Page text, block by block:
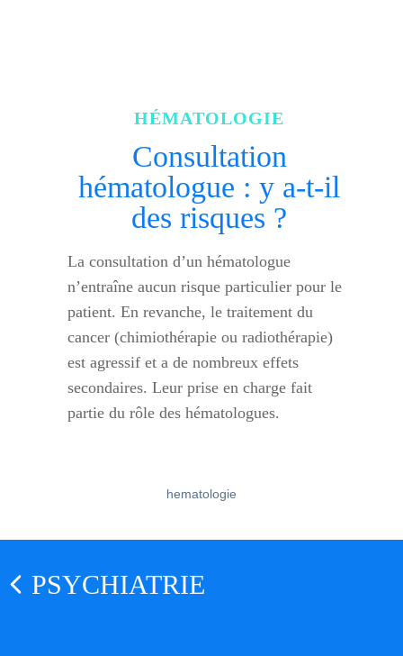
HÉMATOLOGIE
Consultation
hématologue : y a-t-il
des risques ?
La consultation d’un hématologue
n’entraîne aucun risque particulier pour le
patient. En revanche, le traitement du
cancer (chimiothérapie ou radiothérapie)
est agressif et a de nombreux effets
secondaires. Leur prise en charge fait
partie du rôle des hématologues.
hematologie
PSYCHIATRIE